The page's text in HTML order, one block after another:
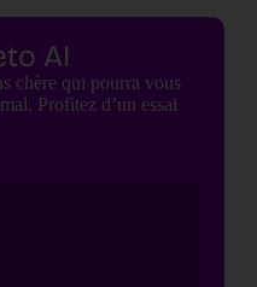
AI
chère qui pourra vous
Profitez d’un essai